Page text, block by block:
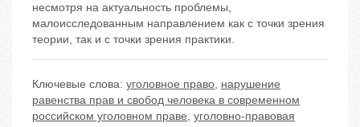
несмотря на актуальность проблемы,
малоисследованным направлением как с точки зрения
теории, так и с точки зрения практики.
Ключевые слова: уголовное право, нарушение
равенства прав и свобод человека в современном
российском уголовном праве, уголовно-правовая